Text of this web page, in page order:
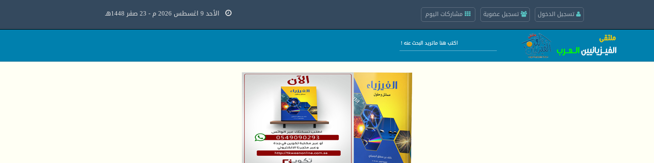
تسجيل الدخول تسجيل عضوية مشاركات اليوم الأحد 9 اغسطس 2026 م - 23 صفر 1448هـ